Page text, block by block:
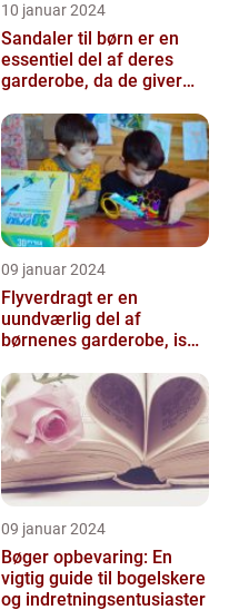
10 januar 2024
Sandaler til børn er en
essentiel del af deres
garderobe, da de giver
der...
09 januar 2024
Flyverdragt er en
uundværlig del af
børnenes garderobe, især
udendørsaktiviteter ...
09 januar 2024
Bøger opbevaring: En
vigtig guide til bogelskere
og indretningsentusiaster